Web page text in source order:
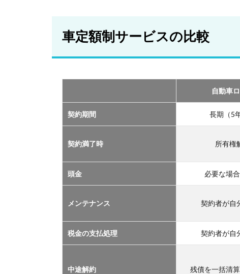
制
ー
ス
比
較
2
おす
の定
額制
サー
TOP
2.1
車サ
クリ
車定額制サービスの比較
自動車
契約期間 長期（5
契約満了時 所有権
頭金 必要な場
メンテナンス 契約者が自
税金の支払処理 契約者が自
中途解約 残債を一括清